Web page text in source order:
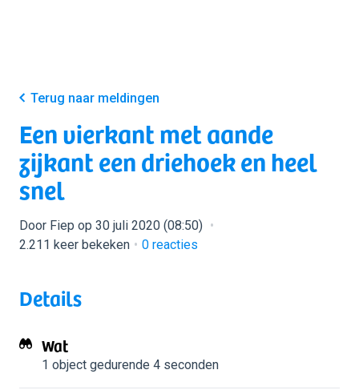
Terug naar meldingen
Een vierkant met aande
zijkant een driehoek en heel
snel
Door Fiep op 30 juli 2020 (08:50)
2.211 keer bekeken
0 reacties
Details
Wat
1 object gedurende 4 seconden